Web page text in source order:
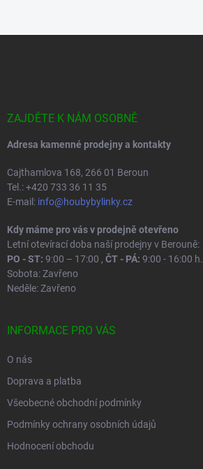
ZAJDĚTE K NÁM OSOBNĚ
Adresa kamenné prodejny a kontakty
Cajthamlova 168, 266 01 Beroun
Tel.: +420 733 36 11 35
E-mail: info@houbybylinky.cz
Kdy máme pro vás v prodejně otevřeno
Letní otevírací doba naší prodejny v Berouně:
PO - ST: 9:00 – 17:00 , ČT - PÁ: 9:00 - 16:00 h.
Sobota: Zavřeno
Neděle: Zavřeno
INFORMACE PRO VÁS
O nás
Doprava a platba
Všeobecné obchodní podmínky
Podmínky ochrany osobních údajů
Hodnocení obchodu